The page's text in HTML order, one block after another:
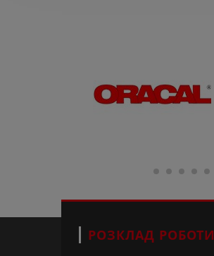
РОЗКЛАД РОБОТИ